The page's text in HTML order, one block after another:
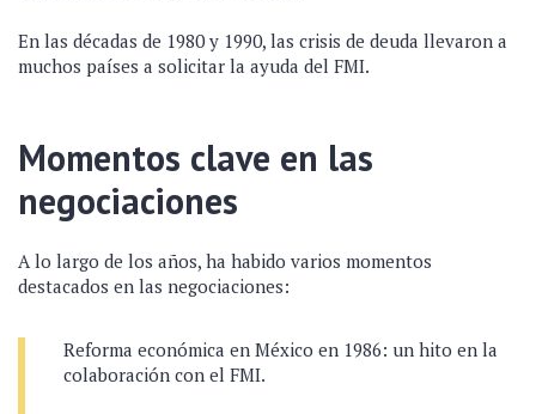
En las décadas de 1980 y 1990, las crisis de deuda llevaron a
muchos países a solicitar la ayuda del FMI.
Momentos clave en las
negociaciones
A lo largo de los años, ha habido varios momentos
destacados en las negociaciones:
Reforma económica en México en 1986: un hito en la
colaboración con el FMI.